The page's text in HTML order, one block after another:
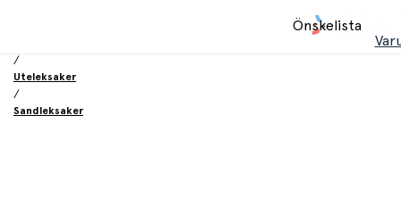
Önskelista
/
Uteleksaker
/
Sandleksaker